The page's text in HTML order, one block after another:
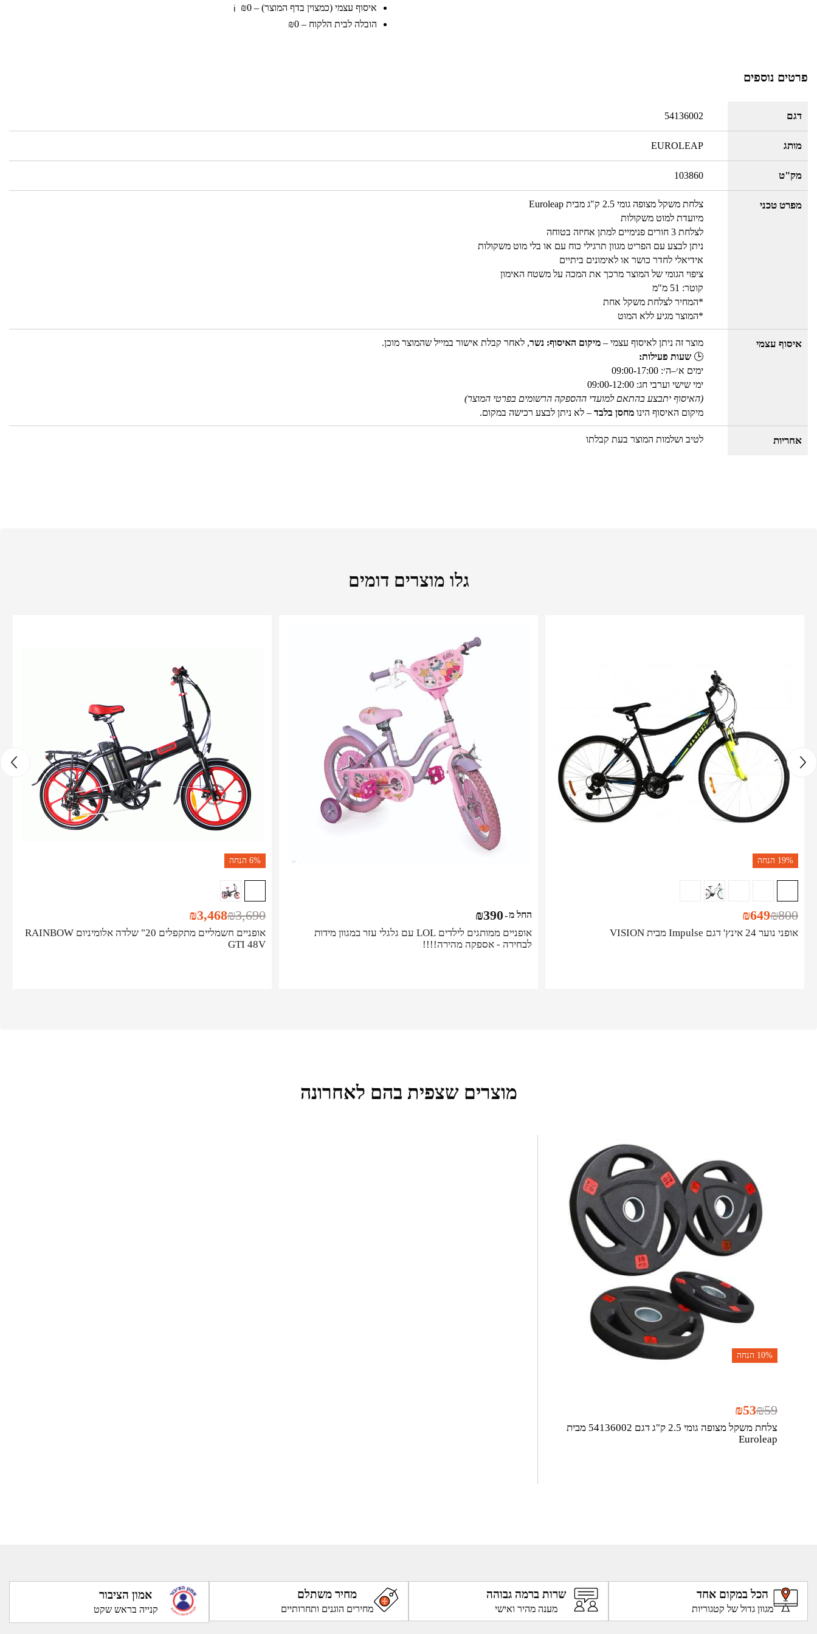
איסוף עצמי (כמצוין בדף המוצר) – ₪0 ℹ️
הובלה לבית הלקוח – ₪0
פרטים נוספים
דגם 54136002
מותג EUROLEAP
מק"ט 103860
מפרט טכני
צלחת משקל מצופה גומי 2.5 ק"ג מבית Euroleap
מיועדת למוט משקולות
לצלחת 3 חורים פנימיים למתן אחיזה בטוחה
ניתן לבצע עם הפריט מגוון תרגילי כוח עם או בלי מוט משקולות
אידיאלי לחדר כושר או לאימונים ביתיים
ציפוי הגומי של המוצר מרכך את המכה על משטח האימון
קוטר: 51 מ"מ
*המחיר לצלחת משקל אחת
*המוצר מגיע ללא המוט
איסוף עצמי מוצר זה ניתן לאיסוף עצמי – מיקום האיסוף: נשר, לאחר קבלת אישור במייל שהמוצר מוכן.
🕒 שעות פעילות:
ימים א׳–ה׳: 09:00-17:00
ימי שישי וערבי חג: 09:00-12:00
(האיסוף יתבצע בהתאם למועדי ההספקה הרשומים בפרטי המוצר)
מיקום האיסוף הינו מחסן בלבד – לא ניתן לבצע רכישה במקום.
אחריות לטיב ושלמות המוצר בעת קבלתו
גלו מוצרים דומים
19% הנחה
אופני נוער 24 אינץ' דגם Impulse מבית VISION
₪800
₪649
אופניים ממותגים לילדים LOL עם גלגלי עזר במגוון מידות
לבחירה - אספקה מהירה!!!!
החל מ-
₪390
6% הנחה
אופניים חשמליים מתקפלים 20" שלדה אלומיניום RAINBOW
GTI 48V
₪3,690
₪3,468
מוצרים שצפית בהם לאחרונה
10% הנחה
צלחת משקל מצופה גומי 2.5 ק"ג דגם 54136002 מבית
Euroleap
₪59
₪53
הכל במקום אחד
מגוון גדול של קטגוריות
שרות ברמה גבוהה
מענה מהיר ואישי
מחיר משתלם
מחירים הוגנים ותחרותיים
אמון הציבור
קנייה בראש שקט